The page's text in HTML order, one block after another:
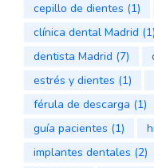
cepillo de dientes (1)
clínica dental Madrid (1)
dentista Madrid (7)
estrés y dientes (1)
férula de descarga (1)
guía pacientes (1)
implantes dentales (2)